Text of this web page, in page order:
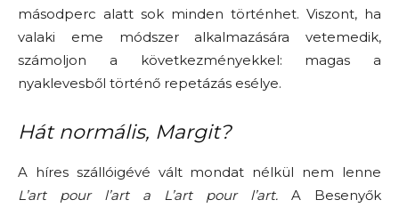
másodperc alatt sok minden történhet. Viszont, ha
valaki eme módszer alkalmazására vetemedik,
számoljon a következményekkel: magas a
nyaklevesből történő repetázás esélye.
Hát normális, Margit?
A híres szállóigévé vált mondat nélkül nem lenne
L’art pour l’art a L’art pour l’art. A Besenyők